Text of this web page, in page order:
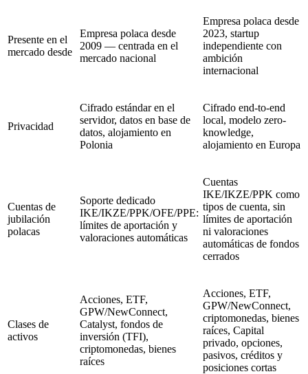
Presente en el
mercado desde
Empresa polaca desde
2009 — centrada en el
mercado nacional
Empresa polaca desde
2023, startup
independiente con
ambición
internacional
Privacidad
Cifrado estándar en el
servidor, datos en base de
datos, alojamiento en
Polonia
Cifrado end-to-end
local, modelo zero-
knowledge,
alojamiento en Europa
Cuentas de
jubilación
polacas
Soporte dedicado
IKE/IKZE/PPK/OFE/PPE:
límites de aportación y
valoraciones automáticas
Cuentas
IKE/IKZE/PPK como
tipos de cuenta, sin
límites de aportación
ni valoraciones
automáticas de fondos
cerrados
Clases de
activos
Acciones, ETF,
GPW/NewConnect,
Catalyst, fondos de
inversión (TFI),
criptomonedas, bienes
raíces
Acciones, ETF,
GPW/NewConnect,
criptomonedas, bienes
raíces, Capital
privado, opciones,
pasivos, créditos y
posiciones cortas